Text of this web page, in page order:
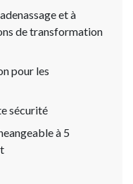
et à
de transformation
pour les
sécurité
à 5